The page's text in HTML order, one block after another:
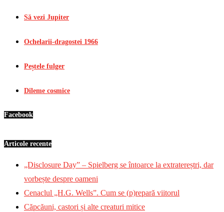
Să vezi Jupiter
Ochelarii-dragostei 1966
Peștele fulger
Dileme cosmice
Facebook
Articole recente
„Disclosure Day” – Spielberg se întoarce la extratereștri, dar
vorbește despre oameni
Cenaclul „H.G. Wells”. Cum se (p)repară viitorul
Căpcăuni, castori și alte creaturi mitice